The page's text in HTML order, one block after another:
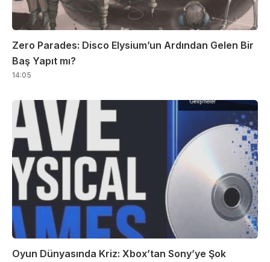
Zero Parades: Disco Elysium’un Ardından Gelen Bir
Baş Yapıt mı?
14:05
Oyun Dünyasında Kriz: Xbox’tan Sony’ye Şok